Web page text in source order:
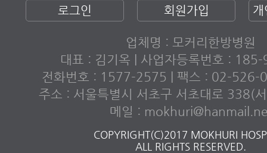
로그인 회원가입 개
업체명 : 모커리한방병원
대표 : 김기옥 | 사업자등록번호 :
전화번호 : 1577-2575 | 팩스 : 02-526-
주소 : 서울특별시 서초구 서초대로 338(
메일 :
COPYRIGHT(C)2017 MOKHURI
ALL RIGHTS RESERVED.